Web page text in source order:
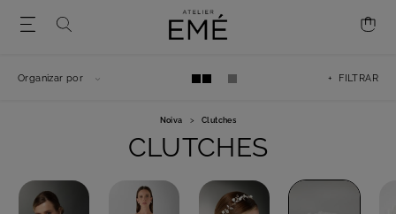
Noiva > Clutches
CLUTCHES
+ FILTRAR
Organizar por